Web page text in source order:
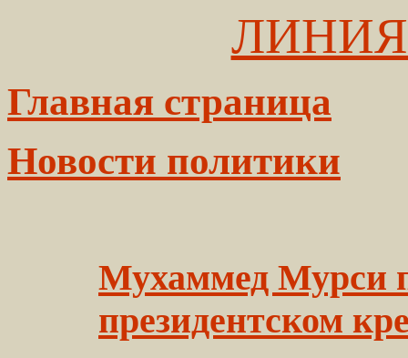
Главная страница
Новости политики
Мухаммед Мурси
президентском